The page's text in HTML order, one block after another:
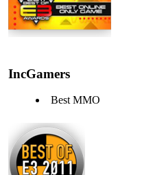
IncGamers
Best MMO